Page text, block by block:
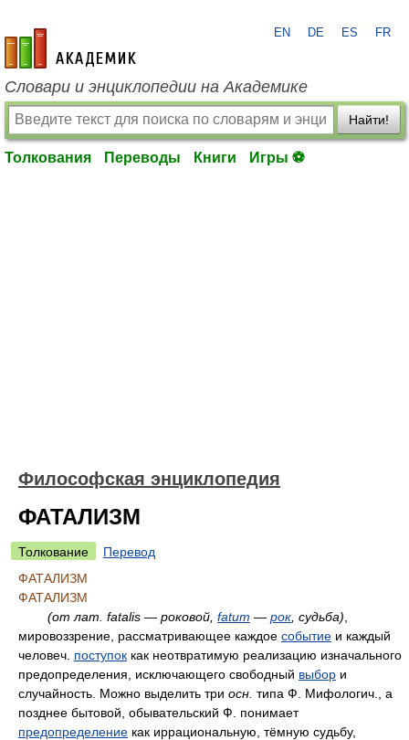
academic.ru
EN DE ES FR
Словари и энциклопедии на Академике
Найти!
Толкования Переводы Книги Игры ⚽
Философская энциклопедия
ФАТАЛИЗМ
Толкование
Перевод
ФАТАЛИЗМ
ФАТАЛИЗМ
(от лат. fatalis — роковой, fatum — рок , судьба)
мировоззрение, рассматривающее каждое событие и каждый
человеч. поступок как неотвратимую реализацию изначального
предопределения, исключающего свободный выбор и
случайность. Можно выделить три осн. типа Ф. Мифологич., а
позднее бытовой, обывательский Ф. понимает
предопределение как иррациональную, тёмную судьбу,